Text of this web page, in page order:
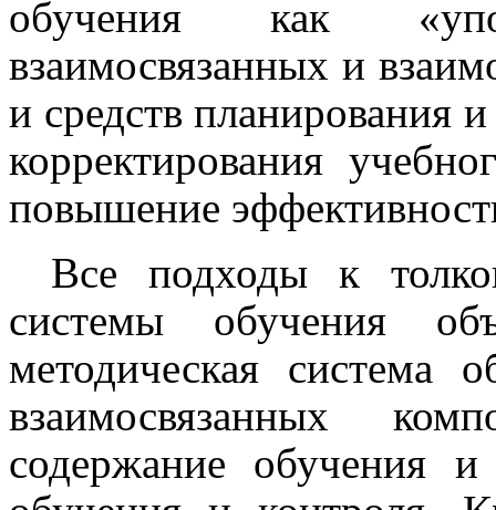
обучения как
взаимосвязанных и
и средств планирования
корректирования
повышение
Все подходы к
системы обучения
методическая система
взаимосвязанных
содержание обучения